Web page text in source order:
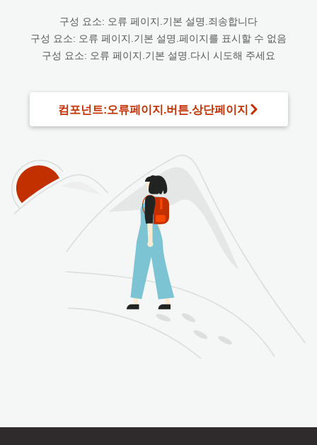
구성 요소: 오류 페이지.기본 설명.죄송합니다
구성 요소: 오류 페이지.기본 설명.페이지를 표시할 수 없음
구성 요소: 오류 페이지.기본 설명.다시 시도해 주세요
컴포넌트:오류페이지.버튼.상단페이지